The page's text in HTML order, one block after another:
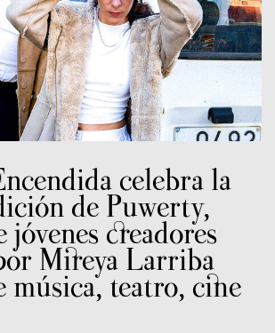
celebra la
de Puwerty,
jóvenes creadores
Mireya Larriba
música, teatro, cine